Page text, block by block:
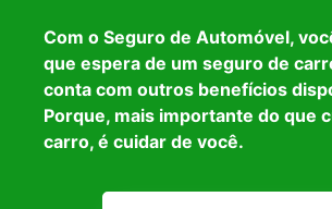
Com o Seguro de Automóvel,
que espera de um seguro de
conta com outros benefícios
Porque, mais importante do que
carro, é cuidar de você.